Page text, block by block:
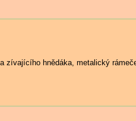
zívajícího hnědáka, metalický